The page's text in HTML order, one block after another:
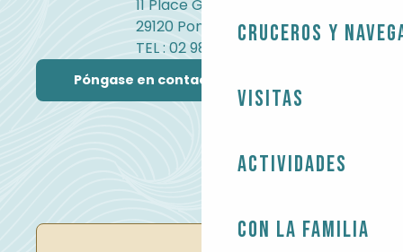
Cruceros y
Visitas
Actividades
Con la familia
11 Place Gambetta
29120 Pont-l'Abbé
TEL : 02 98 82 37 99
Póngase en contacto con nosotros